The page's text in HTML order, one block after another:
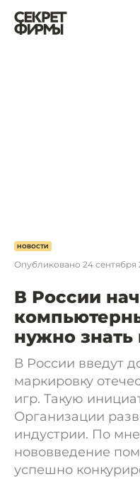
НОВОСТИ
Опубликовано 24 сентября
В России
нужно
В России введут
маркировку
игр. Такую
Организации
индустрии. По
нововведение
успешно